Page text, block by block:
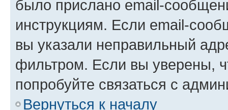
было прислано email-
инструкциям. Если email-
вы указали неправильный
фильтром. Если вы уверены,
попробуйте связаться с
Вернуться к началу